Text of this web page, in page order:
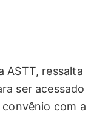
ASTT, ressalta
ser acessado
convênio com a